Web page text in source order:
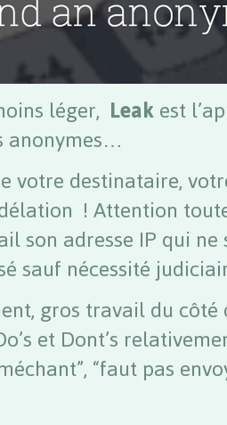
léger, Leak est
anonymes…
votre destinataire,
! Attention
son adresse IP qui ne
sauf nécessité
gros travail du côté
et Dont’s
“faut pas